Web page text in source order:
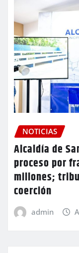
NOTICIAS
Alcaldía de
proceso por
millones;
coerción
admin